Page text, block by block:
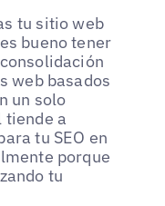
tu sitio web
bueno tener
web basados
un solo
tiende a
tu SEO en
porque
tu